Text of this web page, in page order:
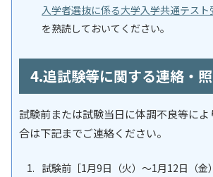
入学者選抜に係る大学入学共通テスト
を熟読しておいてください。
4.追試験等に関する連絡・
試験前または試験当日に体調不良等に
合は下記までご連絡ください。
試験前［1月9日（火）～1月12日（金